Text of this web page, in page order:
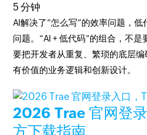
5 分钟
AI解决了“怎么写”的效率问题，低
问题。“AI + 低代码”的组合，不
要把开发者从重复、繁琐的底层
有价值的业务逻辑和创新设计。
2026 Trae 官网登
方下载指南